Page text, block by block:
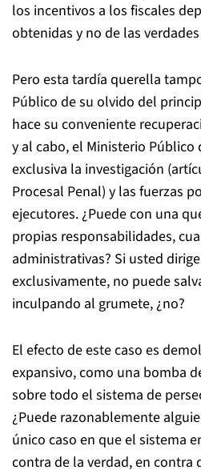
los incentivos a los fiscales
obtenidas y no de las
Pero esta tardía querella
Público de su olvido del
hace su conveniente
y al cabo, el Ministerio Público
exclusiva la investigación
Procesal Penal) y las fuerzas
ejecutores. ¿Puede con una
propias responsabilidades,
administrativas? Si usted
exclusivamente, no puede
inculpando al grumete, ¿no?
El efecto de este caso es
expansivo, como una bomba
sobre todo el sistema de
¿Puede razonablemente
único caso en que el sistema
contra de la verdad, en contra